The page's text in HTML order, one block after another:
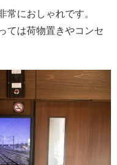
常におしゃれです。
ては荷物置きやコンセ